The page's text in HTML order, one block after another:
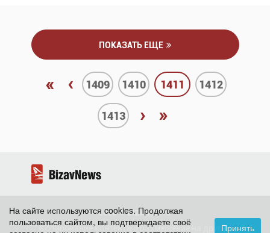
ПОКАЗАТЬ ЕЩЕ
« ‹ 1409 1410 1411 1412
1413 › »
2026 ©BizavNews
Копирование контента и размещение на других
На сайте используются cookies. Продолжая
пользоваться сайтом, вы подтверждаете своё
Принять